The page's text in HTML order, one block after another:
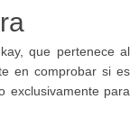
que pertenece al
en comprobar si es
exclusivamente para